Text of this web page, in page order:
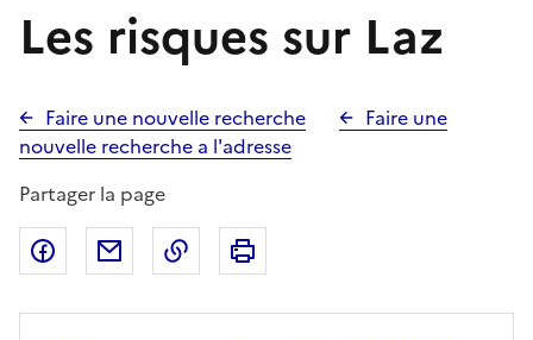
Les risques sur Laz
Faire une nouvelle recherche
Faire une
nouvelle recherche a l'adresse
Partager la page
Partager sur Facebook
Partager par emailCopier dans le presse-papier